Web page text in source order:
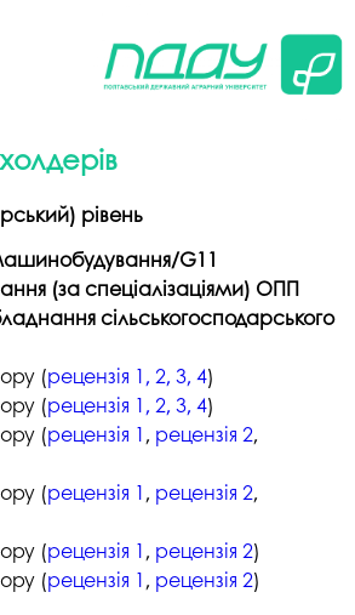
вмісту
рівень
G11
(за спеціалізаціями) ОПП
сільськогосподарського
(рецензія 1, 2, 3, 4)
(рецензія 1, 2, 3, 4)
(рецензія 1, рецензія 2,
(рецензія 1, рецензія 2,
(рецензія 1, рецензія 2)
(рецензія 1, рецензія 2)